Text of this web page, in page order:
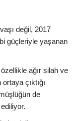
değil, 2017
güçleriyle yaşanan
ağır silah ve
çıktığı
de